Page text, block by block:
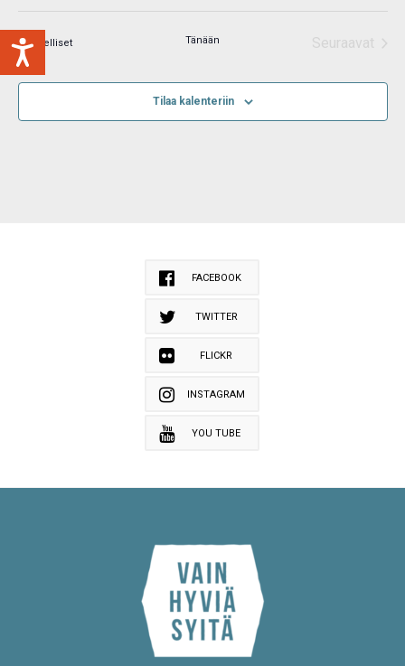
Valitse
päivä.
EdellisetTapahtumat Tänään
Seuraavat
Tilaa kalenteriin
FACEBOOK
TWITTER
FLICKR
INSTAGRAM
YOU TUBE